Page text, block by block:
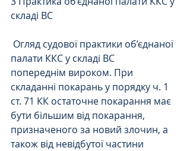
складі ВС
палати ККС у складі ВС
попереднім вироком. При
складанні покарань у порядку ч. 1
ст. 71 КК остаточне покарання має
бути більшим від покарання,
призначеного за новий злочин, а
також від невідбутої частини